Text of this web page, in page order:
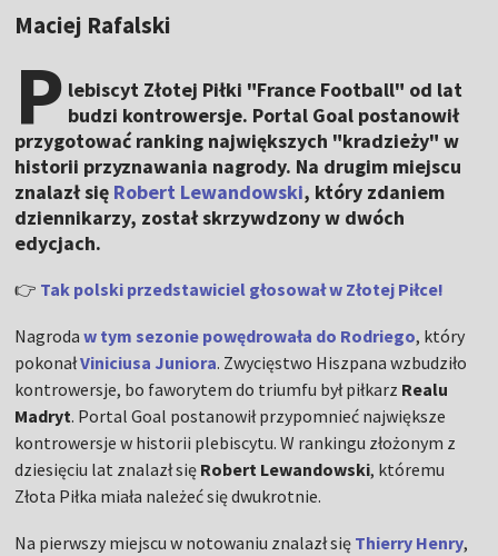
Maciej Rafalski
P lebiscyt Złotej Piłki "France Football" od lat
budzi kontrowersje. Portal Goal postanowił
przygotować ranking największych "kradzieży" w
historii przyznawania nagrody. Na drugim miejscu
znalazł się Robert Lewandowski, który zdaniem
dziennikarzy, został skrzywdzony w dwóch
edycjach.
👉 Tak polski przedstawiciel głosował w Złotej Piłce!
Nagrodaw tym sezonie powędrowała do Rodriego, który
pokonałViniciusa Juniora. Zwycięstwo Hiszpana wzbudziło
kontrowersje, bo faworytem do triumfu był piłkarz Realu
Madryt. Portal Goal postanowił przypomnieć największe
kontrowersje w historii plebiscytu. W rankingu złożonym z
dziesięciu lat znalazł się Robert Lewandowski, któremu
Złota Piłka miała należeć się dwukrotnie.
Na pierwszy miejscu w notowaniu znalazł się Thierry Henry,